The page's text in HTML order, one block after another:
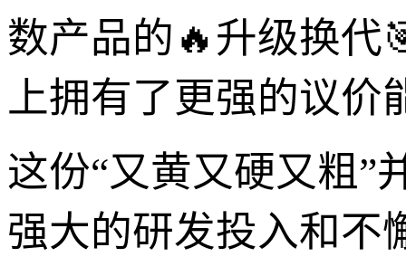
数产品的🔥升级换代
上拥有了更强的议价
这份“又黄又硬又粗”
强大的研发投入和不